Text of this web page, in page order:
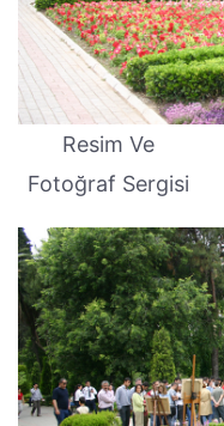
Resim Ve
Fotoğraf Sergisi